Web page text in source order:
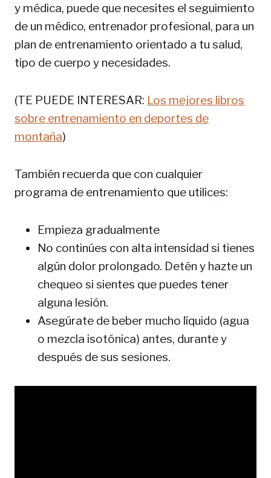
y médica, puede que necesites el seguimiento
de un médico, entrenador profesional, para un
plan de entrenamiento orientado a tu salud,
tipo de cuerpo y necesidades.
(TE PUEDE INTERESAR: Los mejores libros
sobre entrenamiento en deportes de
montaña)
También recuerda que con cualquier
programa de entrenamiento que utilices:
Empieza gradualmente
No continúes con alta intensidad si tienes
algún dolor prolongado. Detén y hazte un
chequeo si sientes que puedes tener
alguna lesión.
Asegúrate de beber mucho líquido (agua
o mezcla isotónica) antes, durante y
después de sus sesiones.